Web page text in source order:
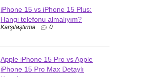
iPhone 15 vs iPhone 15 Plus:
Hangi telefonu almalıyım?
Karşılaştırma 0
Apple iPhone 15 Pro vs Apple
iPhone 15 Pro Max Detaylı